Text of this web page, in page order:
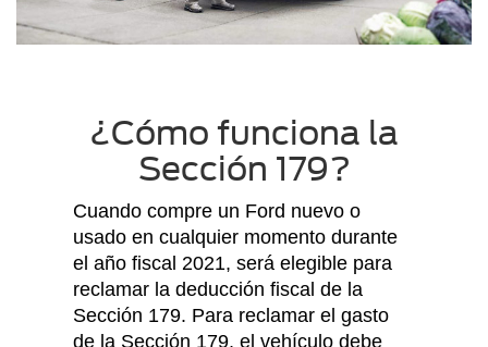
¿Cómo funciona la
Sección 179?
Cuando compre un Ford nuevo o
usado en cualquier momento durante
el año fiscal 2021, será elegible para
reclamar la deducción fiscal de la
Sección 179. Para reclamar el gasto
de la Sección 179, el vehículo debe